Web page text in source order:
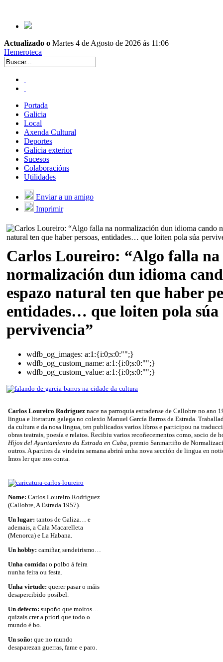
Actualizado o Martes 4 de Agosto de 2026 ás 11:06
Hemeroteca
Portada
Galicia
Local
Axenda Cultural
Deportes
Galicia exterior
Sucesos
Colaboracións
Utilidades
Enviar a un amigo
Imprimir
Carlos Loureiro: “Algo falla na
normalización dun idioma
espazo natural ten que haber
entidades… que loiten pola súa
pervivencia”
wdfb_og_images: a:1:{i:0;s:0:"";}
wdfb_og_custom_name: a:1:{i:0;s:0:"";}
wdfb_og_custom_value: a:1:{i:0;s:0:"";}
Carlos Loureiro Rodríguez nace na parroquia estradense de Callobre no ano
lingua e literatura galega no colexio Manuel García Barros da Estrada.
da cultura e da nosa lingua, ten publicados varios libros e participou na
obras teatrais, poesía e relatos. Recibiu varios recoñecementos como, socio de
Hijos del Ayuntamiento da Estrada en Cuba , premio Sanmartiño de
outros. A partires da vindeira semana abrirá unha nova sección de lingua en
Imos ler que nos conta.
Nome: Carlos Loureiro Rodríguez
(Callobre, A Estrada 1957).
Un lugar: tantos de Galiza… e
ademais, a Cala Macarelleta
(Menorca) e La Habana.
Un hobby: camiñar, sendeirismo…
Unha comida: o polbo á feira
nunha feira ou festa.
Unha virtude: querer pasar o máis
desapercibido posíbel.
Un defecto: supoño que moitos…
quizais crer a priori que todo o
mundo é bo.
Un soño: que no mundo
desaparezan guerras, fame e paro.